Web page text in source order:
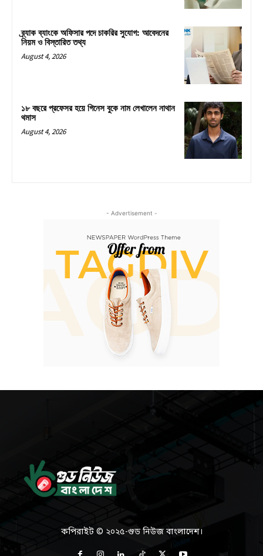
ব্র্যাক ব্যাংকে অফিসার পদে চাকরির সুযোগ: আবেদনের
নিয়ম ও বিস্তারিত তথ্য
August 4, 2026
১৮ বছরে প্রফেসর হয়ে গিনেস বুকে নাম লেখালেন নাথান
থমাস
August 4, 2026
- Advertisement -
কপিরাইট © ২০২৫-গুড নিউজ বাংলাদেশ।